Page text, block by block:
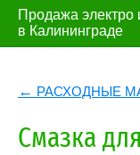
Продажа электро
в Калининграде
РАСХОДНЫЕ
Смазка